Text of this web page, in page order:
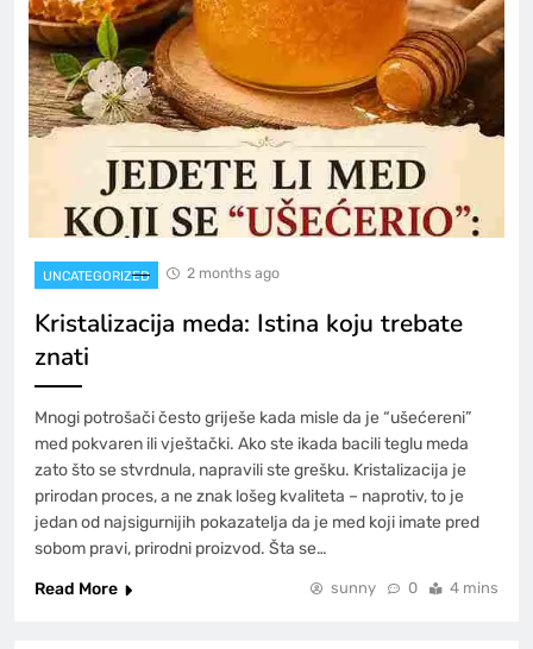
UNCATEGORIZED 2 months ago
Kristalizacija meda: Istina koju trebate
znati
Mnogi potrošači često griješe kada misle da je “ušećereni”
med pokvaren ili vještački. Ako ste ikada bacili teglu meda
zato što se stvrdnula, napravili ste grešku. Kristalizacija je
prirodan proces, a ne znak lošeg kvaliteta – naprotiv, to je
jedan od najsigurnijih pokazatelja da je med koji imate pred
sobom pravi, prirodni proizvod. Šta se…
Read More
sunny 0 4 mins